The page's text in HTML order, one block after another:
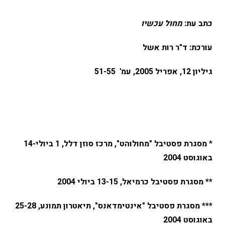
כתב עת: מחול עכשיו
עורכת: ד"ר רות אשל
גיליון 12, אפריל 2005, עמ'
51-55
*
מסגרת פסטיבל "מחולוהט", מרכז סוזן דלל, 1 ביולי-14
באוגוסט 2004
** מסגרת פסטיבל כרמיאל, 13-15 ביולי 2004
*** מסגרת פסטיבל "אינטימדאנס", תיאטרון תמונע, 25-28
באוגוסט 2004